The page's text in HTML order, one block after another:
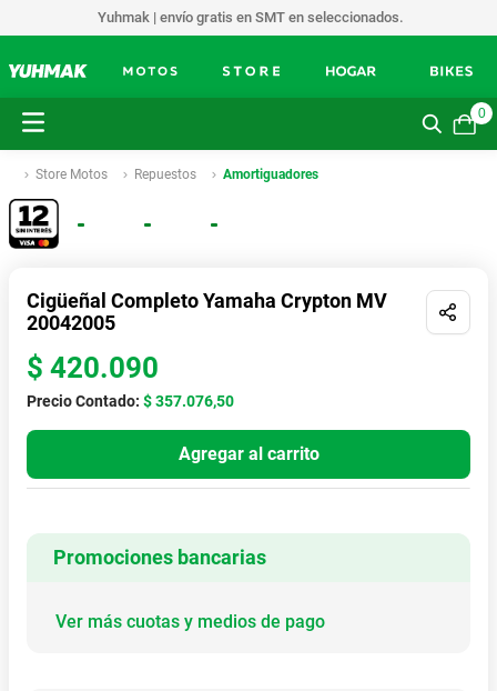
Yuhmak | envío gratis en SMT en seleccionados.
0
Store Motos Repuestos Amortiguadores
Cigüeñal Completo Yamaha Crypton MV
20042005
$ 420.090
Precio Contado: $ 357.076,50
Agregar al carrito
Promociones bancarias
Ver más cuotas y medios de pago